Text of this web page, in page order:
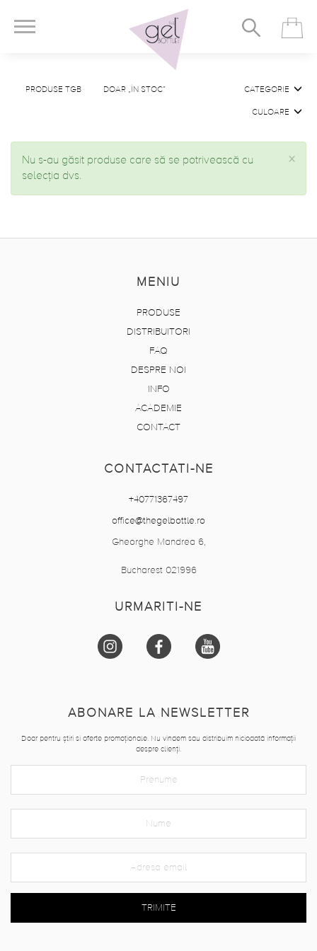
PRODUSE TGB DOAR „ÎN STOC” CATEGORIE
CULOARE
×
Nu s-au găsit produse care să se potrivească cu
selecția dvs.
MENIU
PRODUSE
DISTRIBUITORI
FAQ
DESPRE NOI
INFO
ACADEMIE
CONTACT
CONTACTATI-NE
+40771367497
office@thegelbottle.ro
Gheorghe Mandrea 6,
Bucharest 021996
URMARITI-NE
ABONARE LA NEWSLETTER
Doar pentru știri si oferte promoționale. Nu vindem sau distribuim niciodată informații
despre clienți.
TRIMITE